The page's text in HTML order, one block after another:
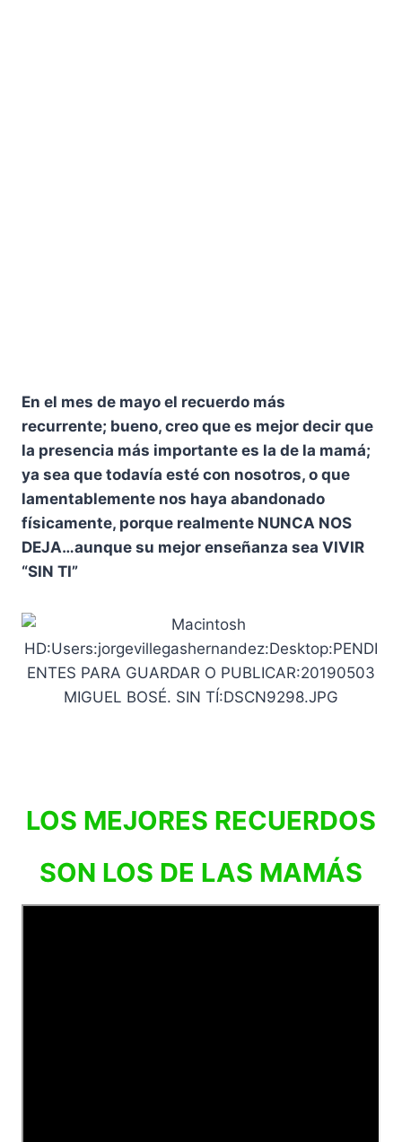
En el mes de mayo el recuerdo más
recurrente; bueno, creo que es mejor decir que
la presencia más importante es la de la mamá;
ya sea que todavía esté con nosotros, o que
lamentablemente nos haya abandonado
físicamente, porque realmente NUNCA NOS
DEJA…aunque su mejor enseñanza sea VIVIR
“SIN TI”
LOS MEJORES RECUERDOS
SON LOS DE LAS MAMÁS